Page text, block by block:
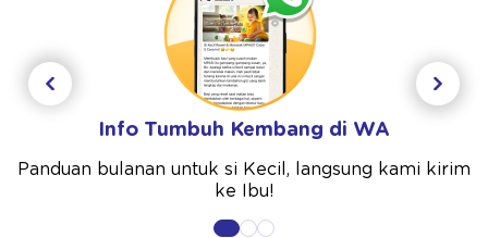
Info Tumbuh Kembang di WA
Panduan bulanan untuk si Kecil, langsung kami kirim
ke Ibu!